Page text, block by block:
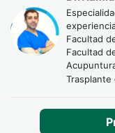
a los folículos
provocando una
del episodio
como la respiración
diario y respetar
Facultad
Facultad
Trasplante